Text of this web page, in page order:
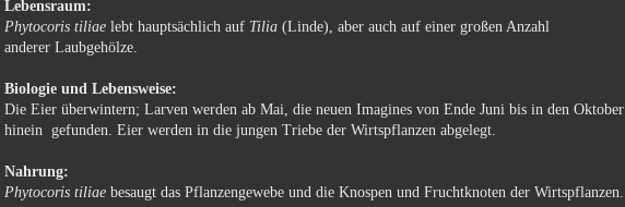
Lebensraum:
Phytocoris tiliae lebt hauptsächlich auf Tilia (Linde), aber auch auf einer großen Anzahl
anderer Laubgehölze.
Biologie und Lebensweise:
Die Eier überwintern; Larven werden ab Mai, die neuen Imagines von Ende Juni bis in den Oktober
hinein gefunden. Eier werden in die jungen Triebe der Wirtspflanzen abgelegt.
Nahrung:
Phytocoris tiliae besaugt das Pflanzengewebe und die Knospen und Fruchtknoten der Wirtspflanzen.